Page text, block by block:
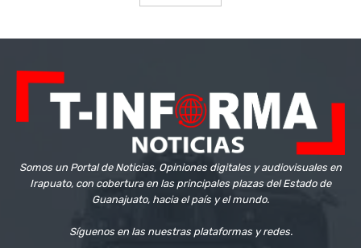
Somos un Portal de Noticias, Opiniones digitales y audiovisuales en
Irapuato, con cobertura en las principales plazas del Estado de
Guanajuato, hacia el país y el mundo.
Síguenos en las nuestras plataformas y redes.